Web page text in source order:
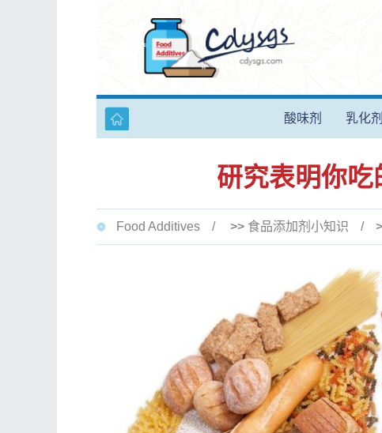
酸味剂 乳化剂
研究表明你
Food Additives >> 食品添加剂小知识